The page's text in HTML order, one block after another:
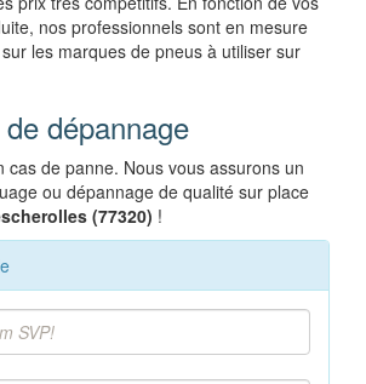
nos professionnels sont en mesure
les marques de pneus à utiliser sur
dépannage
cas de panne. Nous vous assurons un
ou dépannage de qualité sur place
(77320) !